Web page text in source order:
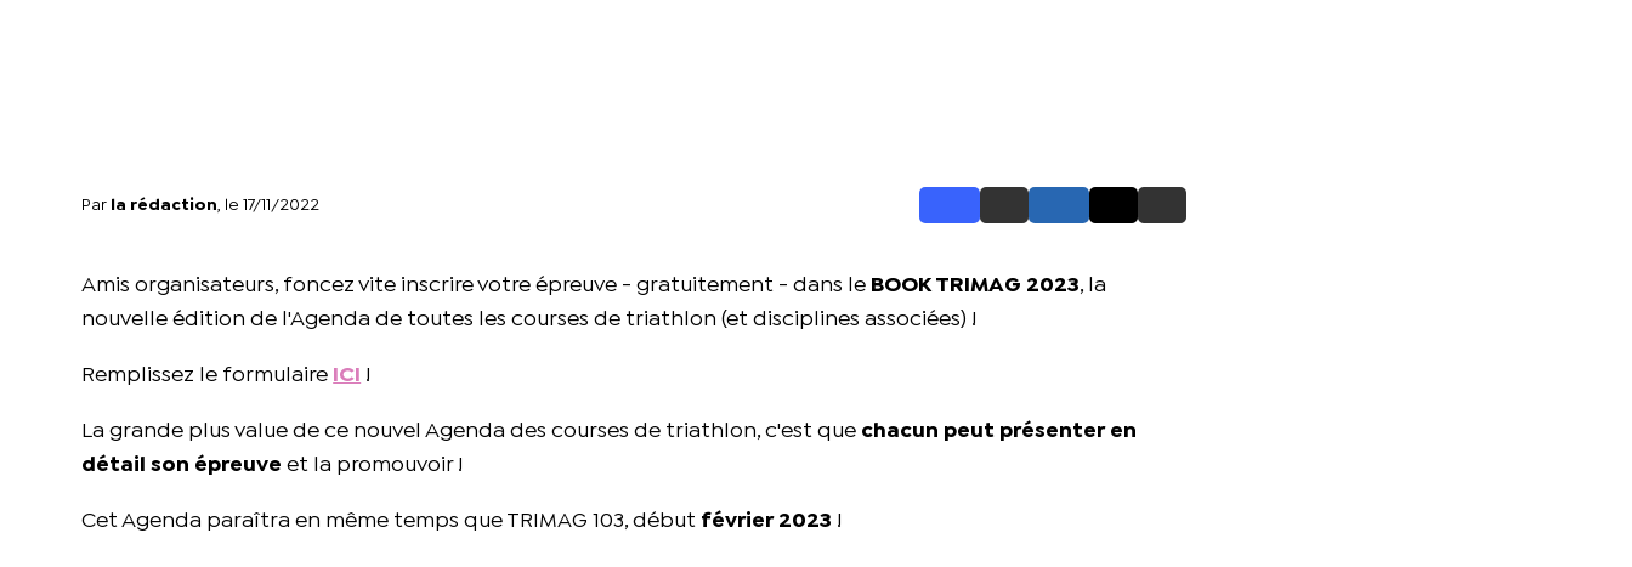
Par la rédaction , le 17/11/2022
Amis organisateurs, foncez vite inscrire votre épreuve - gratuitement - dans le BOOK TRIMAG 2023, la
nouvelle édition de l'Agenda de toutes les courses de triathlon (et disciplines associées) !
Remplissez le formulaire ICI !
La grande plus value de ce nouvel Agenda des courses de triathlon, c'est que chacun peut présenter en
détail son épreuve et la promouvoir !
Cet Agenda paraîtra en même temps que TRIMAG 103, début février 2023 !